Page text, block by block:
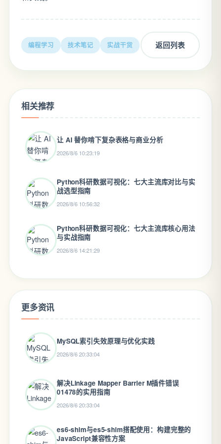
编程学习 技术笔记 实战干货 返回列表
相关推荐
让 AI 替你啃下复杂表格与商业分析
2026/8/6 10:23:19
Python科研数据可视化：七大主流库对比与实
战选型指南
2026/8/6 10:56:32
Python科研数据可视化：七大主流库核心用法
与实战指南
2026/8/6 14:21:29
更多资讯
MySQL索引失效原理与优化实践
2026/8/6 20:33:04
解决Linkage Mapper Barrier M插件错误
01478的实用指南
2026/8/6 20:33:04
es6-shim与es5-shim搭配使用：构建完整的
JavaScript兼容性方案